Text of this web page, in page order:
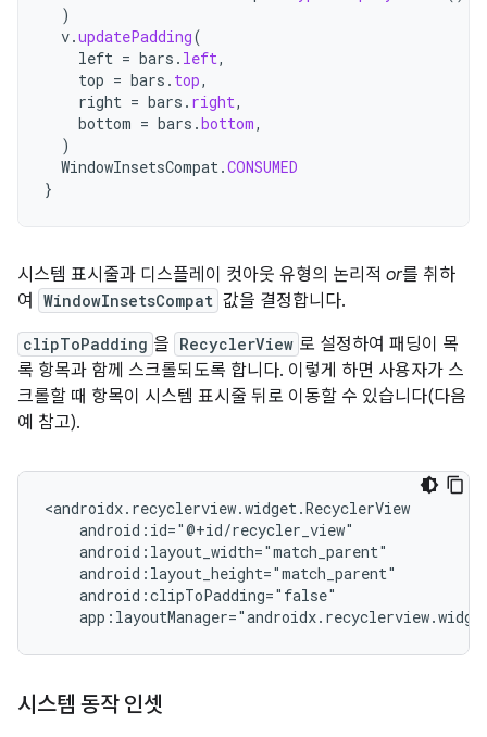
)
v.updatePadding(
left = bars . left,
top = bars . top,
right = bars . right,
bottom = bars .bottom,
)
WindowInsetsCompat.CONSUMED
}
시스템 표시줄과 디스플레이 컷아웃 유형의 논리적 or를 취하
여
WindowInsetsCompat 값을 결정합니다.
clipToPadding 을 RecyclerView 로 설정하여 패딩이 목
록 항목과 함께 스크롤되도록 합니다. 이렇게 하면 사용자가 스
크롤할 때 항목이 시스템 표시줄 뒤로 이동할 수 있습니다(다음
예 참고).
<androidx.recyclerview.widget.RecyclerView
    android:id="@+id/recycler_view"
    android:layout_width="match_parent"
    android:layout_height="match_parent"
    android:clipToPadding="false"
시스템 동작 인셋